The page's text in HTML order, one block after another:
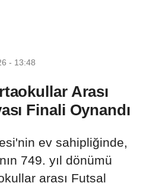
- 13:48
Arası
Finali Oynandı
ev sahipliğinde,
749. yıl dönümü
arası Futsal